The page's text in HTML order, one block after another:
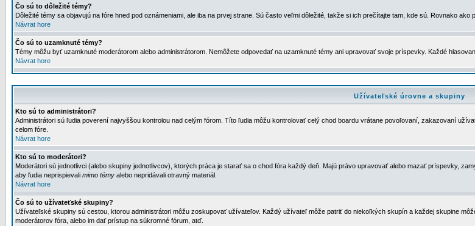
Čo sú to dôležité témy?
Dôležité témy sa objavujú na fóre hned pod oznámeniami, ale iba na prvej strane. Sú často veľmi dôležité, takže si ich prečítajte tam, kde sú. Rovnako
Návrat hore
Čo sú to uzamknuté témy?
Témy môžu byť uzamknuté moderátorom alebo administrátorom. Nemôžete odpovedať na uzamknuté témy ani upravovať svoje príspevky. Každé
Návrat hore
Užívateľské úrovne a skupiny
Kto sú to administrátori?
Administrátori sú ľudia poverení najvyššou kontrolou nad celým fórom. Títo ľudia môžu kontrolovať celý chod boardu vrátane povoľovaní, zakazovaní
celom fóre.
Návrat hore
Kto sú to moderátori?
Moderátori sú jednotlivci (alebo skupiny jednotlivcov), ktorých práca je starať sa o chod fóra každý deň. Majú právo upravovať alebo mazať príspevky,
aby ľudia neprispievali mimo témy alebo nepridávali otravný materiál.
Návrat hore
Čo sú to užívateťské skupiny?
Užívateľské skupiny sú cestou, ktorou administrátori môžu zoskupovať užívateľov. Každý užívateľ môže patriť do niekoľkých skupín a každej skupine
moderátorov fóra, alebo im dať prístup na súkromné fórum, atď.